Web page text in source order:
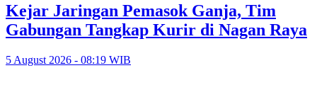
Kejar Jaringan Pemasok Ganja, Tim
Gabungan Tangkap Kurir di Nagan Raya
5 August 2026 - 08:19 WIB